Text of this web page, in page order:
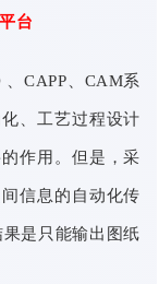
台
CAPP、CAM系
、工艺过程设计
作用。但是，采
信息的自动化传
是只能输出图纸